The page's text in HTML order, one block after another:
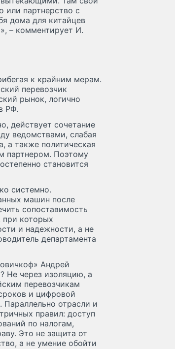
или партнерство с
дома для китайцев
– комментирует И.
к крайним мерам.
перевозчик
рынок, логично
РФ.
действует сочетание
ведомствами, слабая
а также политическая
партнером. Поэтому
становится
системно.
машин после
сопоставимость
при которых
и надежности, а не
департамента
Андрей
Не через изоляцию, а
перевозчикам
и цифровой
отрасли и
правил: доступ
по налогам,
Это не защита от
а не умение обойти